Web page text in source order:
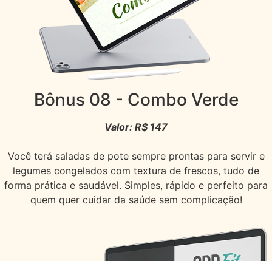
Bônus 08 - Combo Verde
Valor: R$ 147
Você terá saladas de pote sempre prontas para servir e
legumes congelados com textura de frescos, tudo de
forma prática e saudável. Simples, rápido e perfeito para
quem quer cuidar da saúde sem complicação!